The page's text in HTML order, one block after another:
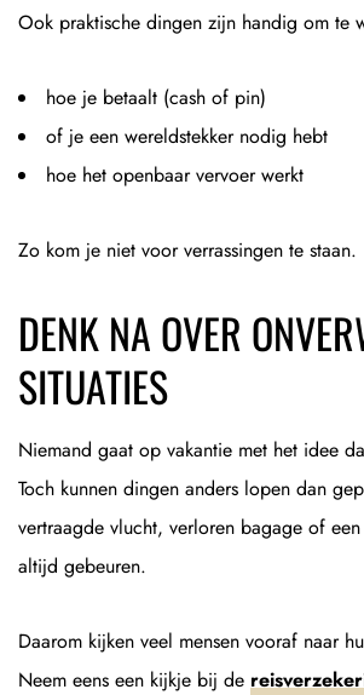
Ook praktische dingen zijn handig om te
hoe je betaalt (cash of pin)
of je een wereldstekker nodig hebt
hoe het openbaar vervoer werkt
Zo kom je niet voor verrassingen te staan.
DENK NA OVER
SITUATIES
Niemand gaat op vakantie met het idee
Toch kunnen dingen anders lopen dan
vertraagde vlucht, verloren bagage of
altijd gebeuren.
Daarom kijken veel mensen vooraf naar
Neem eens een kijkje bij de